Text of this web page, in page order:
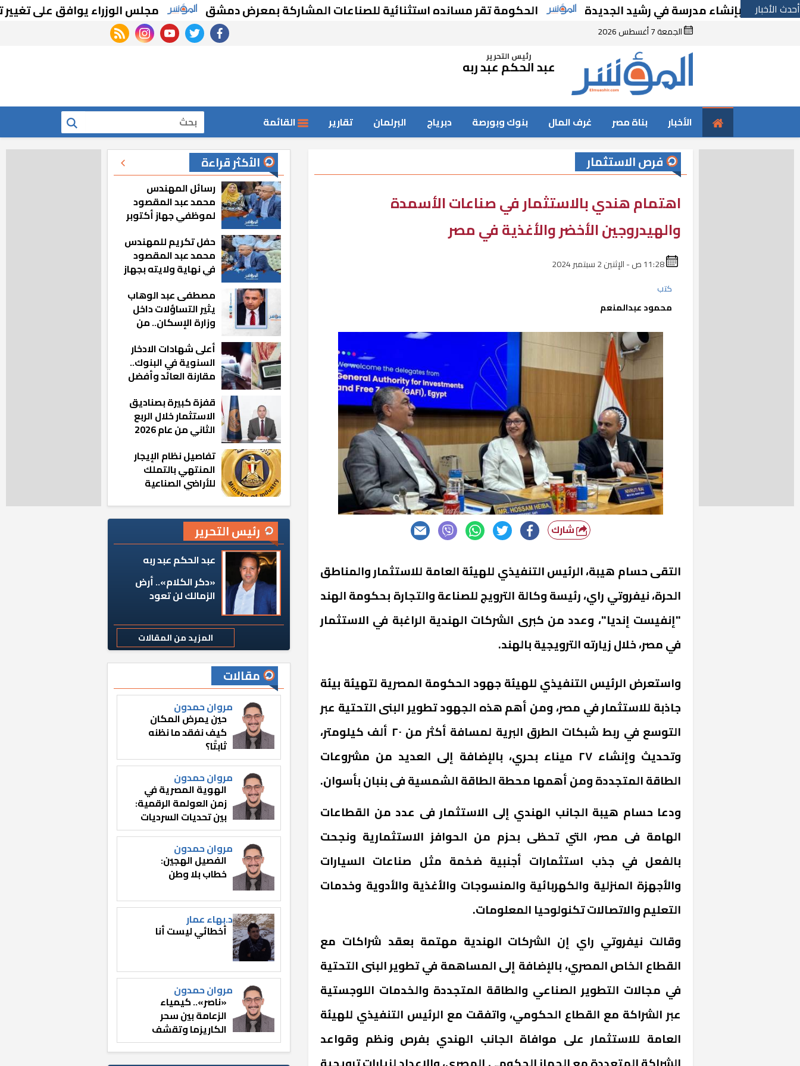
أحدث الأخباربإنشاء مدرسة في رشيد الجديدة الحكومة تقر مسانده استثنائية للصناعات المشاركة بمعرض دمشق مجلس الوزراء يوافق على تغيير
الجمعة 7 أغسطس 2026 facebook
twitter
youtube
instagram
rss feed
رئيس التحرير
عبد الحكم عبد ربه
الأخبار بناة مصر غرف المال بنوك وبورصة دبرياج البرلمان تقارير القائمة بحث
فرص الاستثمار
اهتمام هندي بالاستثمار في صناعات الأسمدة
والهيدروجين الأخضر والأغذية في مصر
كتب
محمود عبدالمنعم
شارك
التقى حسام هيبة، الرئيس التنفيذي للهيئة العامة للاستثمار والمناطق
الحرة، نيفروتي راي، رئيسة وكالة الترويج للصناعة والتجارة بحكومة الهند
"إنفيست إنديا"، وعدد من كبرى الشركات الهندية الراغبة في الاستثمار
في مصر، خلال زيارته الترويجية بالهند.
واستعرض الرئيس التنفيذي للهيئة جهود الحكومة المصرية لتهيئة بيئة
جاذبة للاستثمار في مصر، ومن أهم هذه الجهود تطوير البنى التحتية عبر
التوسع في ربط شبكات الطرق البرية لمسافة أكثر من ٢٠ ألف كيلومتر،
وتحديث وإنشاء ٢٧ ميناء بحري، بالإضافة إلى العديد من مشروعات
الطاقة المتجددة ومن أهمها محطة الطاقة الشمسية فى بنبان بأسوان.
ودعا حسام هيبة الجانب الهندي إلى الاستثمار فى عدد من القطاعات
الهامة فى مصر، التي تحظى بحزم من الحوافز الاستثمارية ونجحت
بالفعل في جذب استثمارات أجنبية ضخمة مثل صناعات السيارات
والأجهزة المنزلية والكهربائية والمنسوجات والأغذية والأدوية وخدمات
التعليم والاتصالات تكنولوحيا المعلومات.
وقالت نيفروتي راي إن الشركات الهندية مهتمة بعقد شراكات مع
القطاع الخاص المصري، بالإضافة إلى المساهمة في تطوير البنى التحتية
في مجالات التطوير الصناعي والطاقة المتجددة والخدمات اللوجستية
عبر الشراكة مع القطاع الحكومي، واتفقت مع الرئيس التنفيذي للهيئة
العامة للاستثمار على موافاة الجانب الهندي بفرص ونظم وقواعد
الأكثر قراءة
رسائل المهندس
محمد عبد المقصود
لموظفي جهاز أكتوبر
مشيت والمدينة
رجعت للخلف»
حفل تكريم للمهندس
محمد عبد المقصود
في نهاية ولايته بجهاز
مصطفى عبد الوهاب
يثير التساؤلات داخل
وزارة الإسكان.. من
المناصب؟
أعلى شهادات الادخار
السنوية في البنوك..
مقارنة العائد وأفضل
قفزة كبيرة بصناديق
الاستثمار خلال الربع
الثاني من عام 2026
تفاصيل نظام الإيجار
المنتهي بالتملك
للأراضي الصناعية
رئيس التحرير
عبد الحكم عبد ربه
«دكر الكلام».. أرض
الزمالك لن تعود
المزيد من المقالات
مقالات
مروان حمدون
حين يمرض المكان
كيف نفقد ما نظنه
ثابتًا؟
مروان حمدون
الهوية المصرية في
زمن العولمة الرقمية:
بين تحديات السرديات
وصناعة الوعي
مروان حمدون
الفصيل الهجين:
خطاب بلا وطن
د.بهاء عمار
أخطائي ليست أنا
مروان حمدون
«ناصر».. كيمياء
الزعامة بين سحر
الكاريزما وتقشف
الثائر